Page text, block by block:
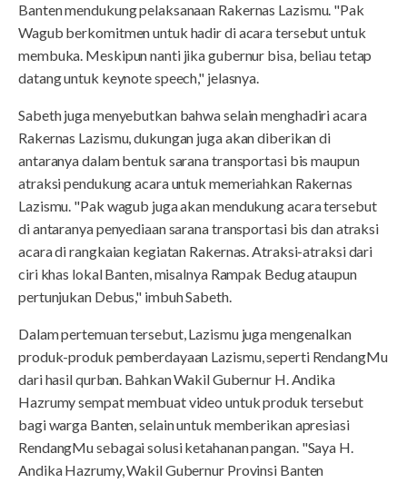
Banten mendukung pelaksanaan Rakernas Lazismu. "Pak
Wagub berkomitmen untuk hadir di acara tersebut untuk
membuka. Meskipun nanti jika gubernur bisa, beliau tetap
datang untuk keynote speech," jelasnya.
Sabeth juga menyebutkan bahwa selain menghadiri acara
Rakernas Lazismu, dukungan juga akan diberikan di
antaranya dalam bentuk sarana transportasi bis maupun
atraksi pendukung acara untuk memeriahkan Rakernas
Lazismu. "Pak wagub juga akan mendukung acara tersebut
di antaranya penyediaan sarana transportasi bis dan atraksi
acara di rangkaian kegiatan Rakernas. Atraksi-atraksi dari
ciri khas lokal Banten, misalnya Rampak Bedug ataupun
pertunjukan Debus," imbuh Sabeth.
Dalam pertemuan tersebut, Lazismu juga mengenalkan
produk-produk pemberdayaan Lazismu, seperti RendangMu
dari hasil qurban. Bahkan Wakil Gubernur H. Andika
Hazrumy sempat membuat video untuk produk tersebut
bagi warga Banten, selain untuk memberikan apresiasi
RendangMu sebagai solusi ketahanan pangan. "Saya H.
Andika Hazrumy, Wakil Gubernur Provinsi Banten